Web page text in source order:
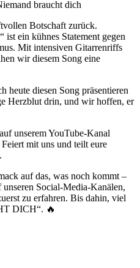
Botschaft zurück.
ein kühnes Statement gegen
Mit intensiven Gitarrenriffs
wir diesem Song eine
heute diesen Song präsentieren
Herzblut drin, und wir hoffen, er
unserem YouTube-Kanal
mit uns und teilt eure
auf das, was noch kommt –
Social-Media-Kanälen,
zu erfahren. Bis dahin, viel
DICH“. 🔥